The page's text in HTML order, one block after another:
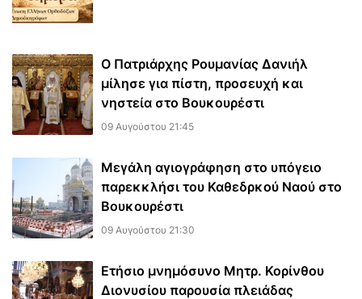
Ο Πατριάρχης Ρουμανίας Δανιήλ
μίλησε για πίστη, προσευχή και
νηστεία στο Βουκουρέστι
09 Αυγούστου 21:45
Μεγάλη αγιογράφηση στο υπόγειο
παρεκκλήσι του Καθεδρκού Ναού στο
Βουκουρέστι
09 Αυγούστου 21:30
Ετήσιο μνημόσυνο Μητρ. Κορίνθου
Διονυσίου παρουσία πλειάδας